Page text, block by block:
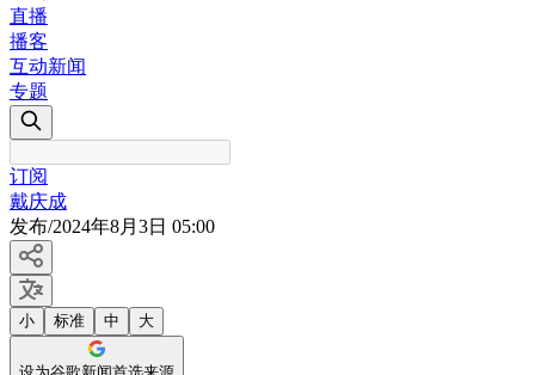
直播
播客
互动新闻
专题
订阅
戴庆成
发布/2024年8月3日 05:00
小 标准 中 大